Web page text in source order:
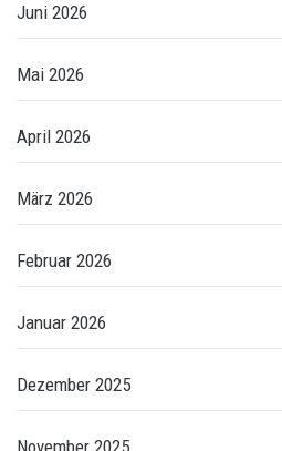
Juni 2026
Mai 2026
April 2026
März 2026
Februar 2026
Januar 2026
Dezember 2025